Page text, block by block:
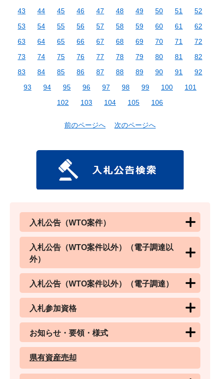
43
44 45 46 47 48 49 50 51
52
53
54 55 56 57 58 59 60 61
62
63
64 65 66 67 68 69 70 71
72
73
74 75 76 77 78 79 80 81
82
83
84 85 86 87 88 89 90 91
92
93
94 95 96 97 98 99 100
101
102
103 104 105 106
前のページへ 次のページへ
入札公告（WTO案件）
入札公告（WTO案件以外）（電子調達以
外）
入札公告（WTO案件以外）（電子調達）
入札参加資格
お知らせ・要領・様式
県有資産売却